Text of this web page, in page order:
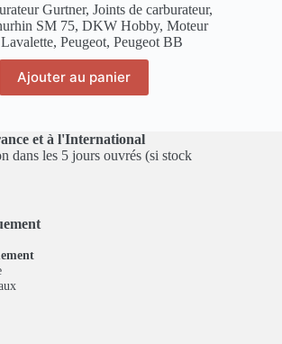
Gurtner,Joints de carburateur,
SM 75, DKW Hobby, Moteur
Lavalette,Peugeot,Peugeot BB
Ajouter au panier
et à l'International
dans les 5 jours ouvrés (si stock